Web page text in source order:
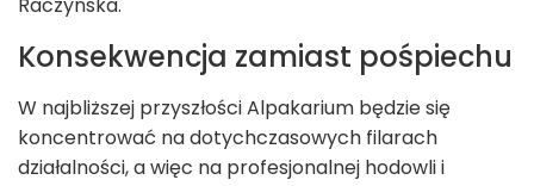
Konsekwencja zamiast pośpiechu
W najbliższej przyszłości Alpakarium będzie się
koncentrować na dotychczasowych filarach
działalności, a więc na profesjonalnej hodowli i